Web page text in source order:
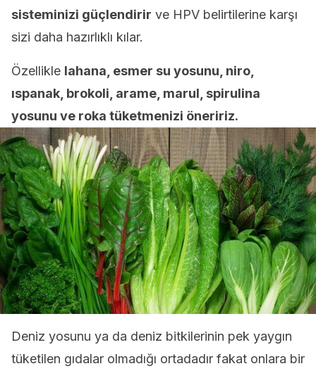
sisteminizi güçlendirir ve HPV belirtilerine karşı
sizi daha hazırlıklı kılar.
Özellikle lahana, esmer su yosunu, niro,
ıspanak, brokoli, arame, marul, spirulina
yosunu ve roka tüketmenizi öneririz.
Deniz yosunu ya da deniz bitkilerinin pek yaygın
tüketilen gıdalar olmadığı ortadadır fakat onlara bir